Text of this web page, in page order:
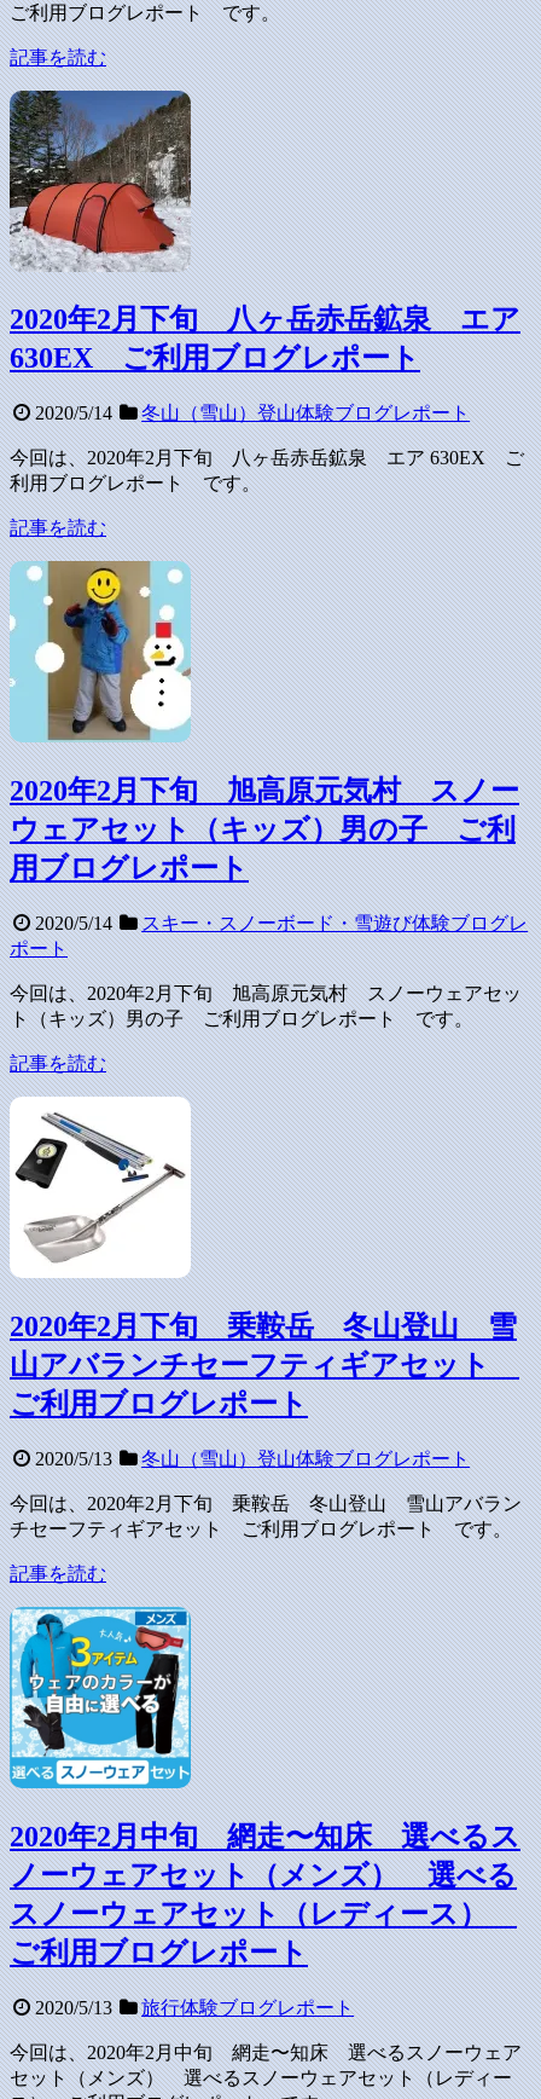
ご利用ブログレポート です。
記事を読む
2020年2月下旬 八ヶ岳赤岳鉱泉 エア
630EX ご利用ブログレポート
2020/5/14 冬山（雪山）登山体験ブログレポート
今回は、2020年2月下旬 八ヶ岳赤岳鉱泉 エア 630EX ご
利用ブログレポート です。
記事を読む
2020年2月下旬 旭高原元気村 スノー
ウェアセット（キッズ）男の子 ご利
用ブログレポート
2020/5/14
スキー・スノーボード・雪遊び体験ブログレ
ポート
今回は、2020年2月下旬 旭高原元気村 スノーウェアセッ
ト（キッズ）男の子 ご利用ブログレポート です。
記事を読む
2020年2月下旬 乗鞍岳 冬山登山 雪
山アバランチセーフティギアセット
ご利用ブログレポート
2020/5/13 冬山（雪山）登山体験ブログレポート
今回は、2020年2月下旬 乗鞍岳 冬山登山 雪山アバラン
チセーフティギアセット ご利用ブログレポート です。
記事を読む
2020年2月中旬 網走〜知床 選べるス
ノーウェアセット（メンズ） 選べる
スノーウェアセット（レディース）
ご利用ブログレポート
2020/5/13 旅行体験ブログレポート
今回は、2020年2月中旬 網走〜知床 選べるスノーウェア
セット（メンズ） 選べるスノーウェアセット（レディー